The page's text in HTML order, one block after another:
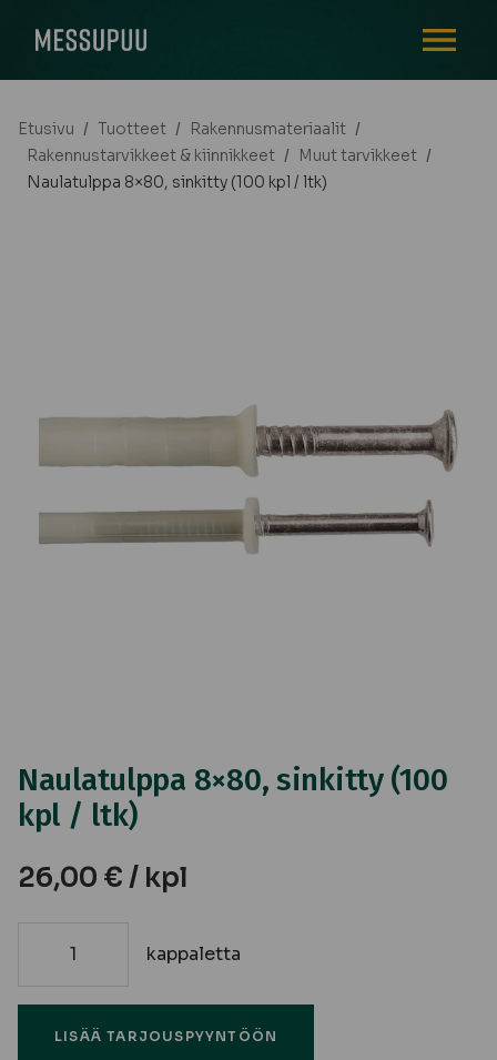
Etusivu / Tuotteet / Rakennusmateriaalit /
Rakennustarvikkeet & kiinnikkeet / Muut tarvikkeet /
Naulatulppa 8×80, sinkitty (100 kpl / ltk)
Naulatulppa 8×80, sinkitty (100
kpl / ltk)
26,00 € / kpl
Naulatulppa
(100
kappaletta
LISÄÄ TARJOUSPYYNTÖÖN